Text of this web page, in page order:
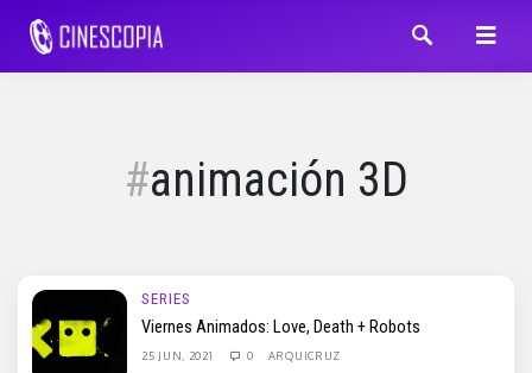
animación 3D
SERIES
Viernes Animados: Love, Death + Robots
25 JUN, 2021 0 ARQUICRUZ